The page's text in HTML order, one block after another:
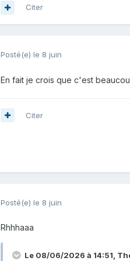
Citer
Posté(e) le 8 juin
En fait je crois que c'est
Citer
Posté(e) le 8 juin
Rhhhaaa
Le 08/06/2026 à 14:51,